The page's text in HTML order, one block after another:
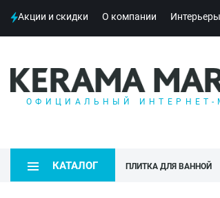
Акции и скидки О компании Интерьеры
ОФИЦИАЛЬНЫЙ ИНТЕРНЕТ-
КАТАЛОГ ПЛИТКА ДЛЯ ВАННОЙ